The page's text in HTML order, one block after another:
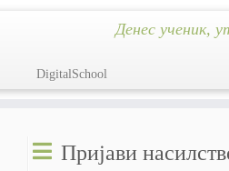
Денес ученик,
DigitalSchool
Пријави